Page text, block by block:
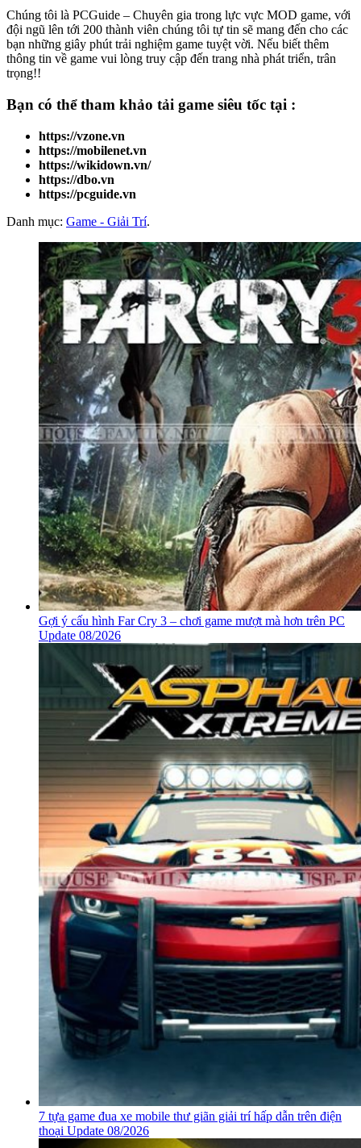
Chúng tôi là PCGuide – Chuyên gia trong lực vực MOD game, với
đội ngũ lên tới 200 thành viên chúng tôi tự tin sẽ mang đến cho các
bạn những giây phút trải nghiệm game tuyệt vời. Nếu biết thêm
thông tin về game vui lòng truy cập đến trang nhà phát triển, trân
trọng!!
Bạn có thể tham khảo tải game siêu tốc tại :
https://vzone.vn
https://mobilenet.vn
https://wikidown.vn/
https://dbo.vn
https://pcguide.vn
Danh mục: Game - Giải Trí.
Gợi ý cấu hình Far Cry 3 – chơi game mượt mà hơn trên PC
Update 08/2026
7 tựa game đua xe mobile thư giãn giải trí hấp dẫn trên điện
thoại Update 08/2026